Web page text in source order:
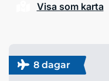
Visa som karta
8 dagar